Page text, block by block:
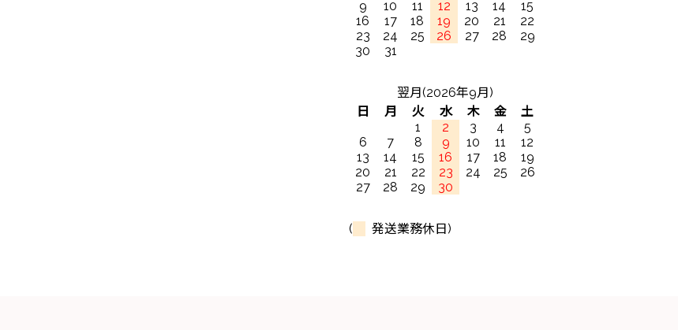
9
10 11 12 13 14
15
16
17 18 19 20 21
22
23
24 25 26 27 28
29
30
31
翌月(2026年9月)
日
月 火 水 木 金
土
1
2 3 4
5
6
7 8 9 10 11
12
13
14 15 16 17 18
19
20
21 22 23 24 25
26
27
28 29 30
( 発送業務休日)